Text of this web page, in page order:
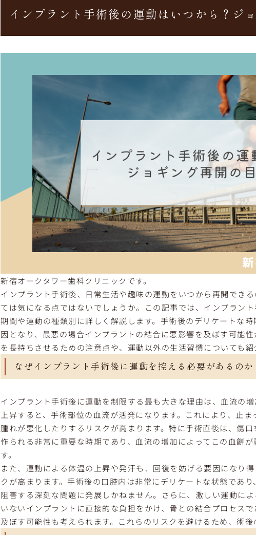
インプラント手術後の運動はいつから？ジ
新宿オークタワー歯科クリニックです。
インプラント手術後、日常生活や趣味の運動をいつから再開でき
ては気になる点ではないでしょうか。この記事では、インプラン
期間や運動の種類別に詳しく解説します。手術後のデリケートな
因となり、最悪の場合インプラントの結合に悪影響を及ぼす可能
を長持ちさせるための注意点や、運動以外の生活習慣についても
なぜインプラント手術後に運動を控える必要があるのか
インプラント手術後に運動を制限する最も大きな理由は、血流の
上昇すると、手術部位の血流が活発になります。これにより、止
腫れが悪化したりするリスクが高まります。特に手術直後は、傷
作られる非常に重要な時期であり、血流の増加によってこの血餅
す。
また、運動による体温の上昇や発汗も、回復を妨げる要因になり
クが高まります。手術後の口腔内は非常にデリケートな状態であ
阻害する深刻な問題に発展しかねません。さらに、激しい運動に
いないインプラントに直接的な負担をかけ、骨との結合プロセス
及ぼす可能性も考えられます。これらのリスクを避けるため、術後